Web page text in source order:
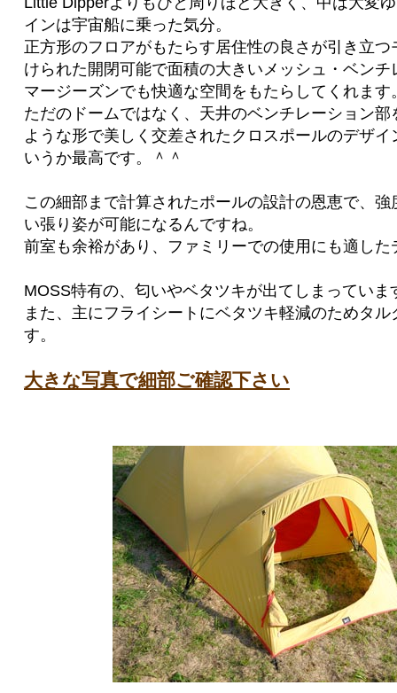
インは宇宙船に乗った気分。
正方形のフロアがもたらす居住性の良さが引き立
けられた開閉可能で面積の大きいメッシュ・ベン
マージーズンでも快適な空間をもたらしてくれます
ただのドームではなく、天井のベンチレーション
ような形で美しく交差されたクロスポールのデザ
いうか最高です。＾＾
この細部まで計算されたポールの設計の恩恵で、
い張り姿が可能になるんですね。
前室も余裕があり、ファミリーでの使用にも適した
MOSS特有の、匂いやベタツキが出てしまっていま
また、主にフライシートにベタツキ軽減のためタ
す。
大きな写真で細部ご確認下さい